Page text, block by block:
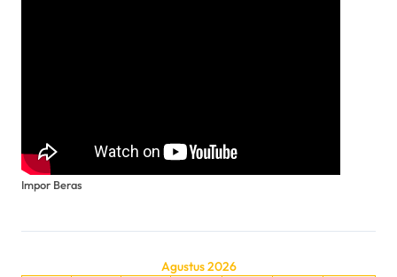
Impor Beras
Agustus 2026